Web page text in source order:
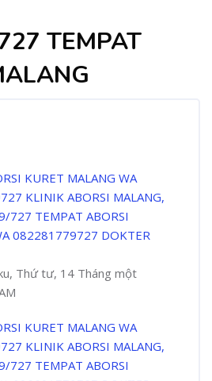
TEMPAT
KURET MALANG WA
KLINIK ABORSI MALANG,
727 TEMPAT ABORSI
082281779727 DOKTER
Thứ tư, 14 Tháng một
KURET MALANG WA
KLINIK ABORSI MALANG,
727 TEMPAT ABORSI